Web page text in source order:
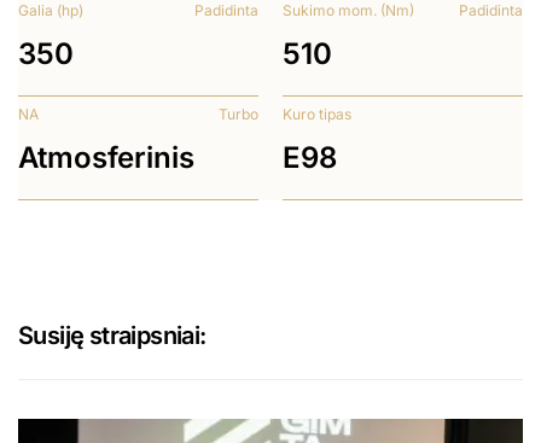
Galia (hp) Padidinta
350
Sukimo mom. (Nm) Padidinta
510
NA Turbo
Atmosferinis
Kuro tipas
E98
Susiję straipsniai: